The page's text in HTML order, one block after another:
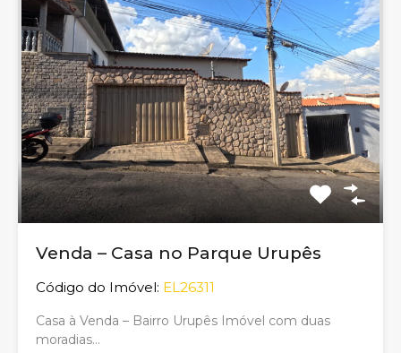
Venda – Casa no Parque Urupês
Código do Imóvel: EL26311
Casa à Venda – Bairro Urupês Imóvel com duas
moradias…